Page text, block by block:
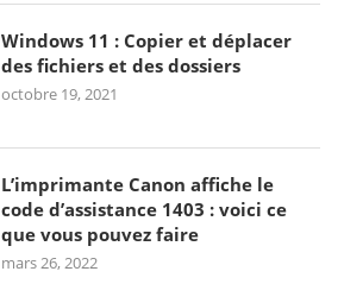
Windows 11 : Copier et déplacer
des fichiers et des dossiers
octobre 19, 2021
L’imprimante Canon affiche le
code d’assistance 1403 : voici ce
que vous pouvez faire
mars 26, 2022